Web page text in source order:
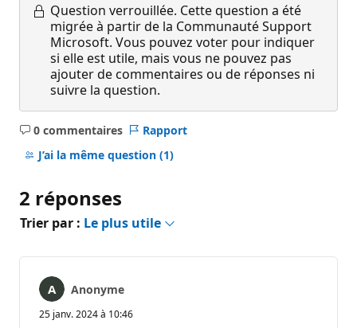
Question verrouillée. Cette question a été
migrée à partir de la Communauté Support
Microsoft. Vous pouvez voter pour indiquer
si elle est utile, mais vous ne pouvez pas
ajouter de commentaires ou de réponses ni
suivre la question.
0 commentaires
Aucun
commentaire
Rapport
J’ai la même question (1)
2 réponses
Trier par : Le plus utile
Anonyme
25 janv. 2024 à 10:46